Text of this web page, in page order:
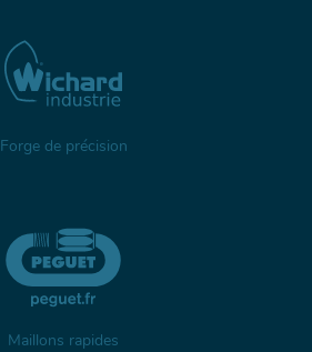
Forge de précision
Maillons rapides